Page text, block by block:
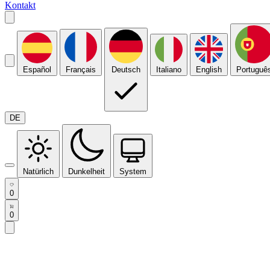
Kontakt
Español Français Deutsch Italiano English
DE
Natürlich Dunkelheit System
0
0